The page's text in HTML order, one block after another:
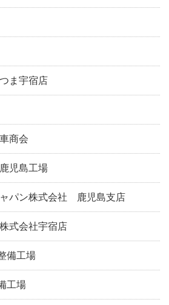
ま宇宿店
商会
児島工場
パン株式会社 鹿児島支店
式会社宇宿店
備工場
工場